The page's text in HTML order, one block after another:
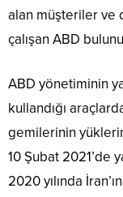
alan müşteriler ve
çalışan ABD
ABD yönetiminin
kullandığı
gemilerinin
10 Şubat 2021’de
2020 yılında